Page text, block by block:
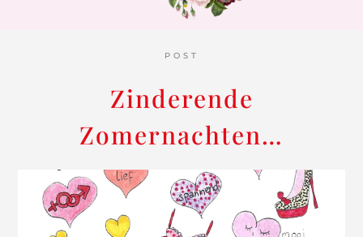
POST
Zinderende
Zomernachten…